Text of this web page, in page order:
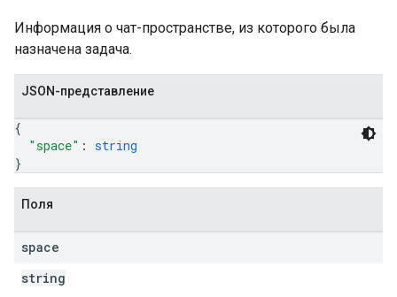
Информация о чат-пространстве, из которого была
назначена задача.
JSON-представление
{
"space" : string
}
Поля
space
string